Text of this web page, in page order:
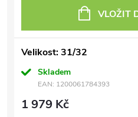
VLOŽIT
Velikost: 31/32
Skladem
EAN: 1200061784393
1 979 Kč